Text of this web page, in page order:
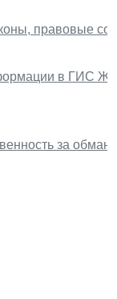
правовые
в ГИС
за